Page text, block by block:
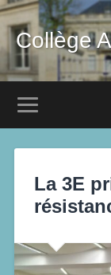
Collège
La 3E